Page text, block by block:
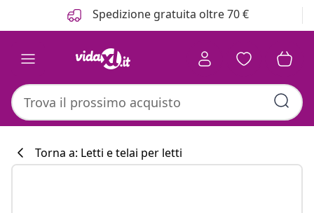
Spedizione gratuita oltre 70 €
Torna a: Letti e telai per letti